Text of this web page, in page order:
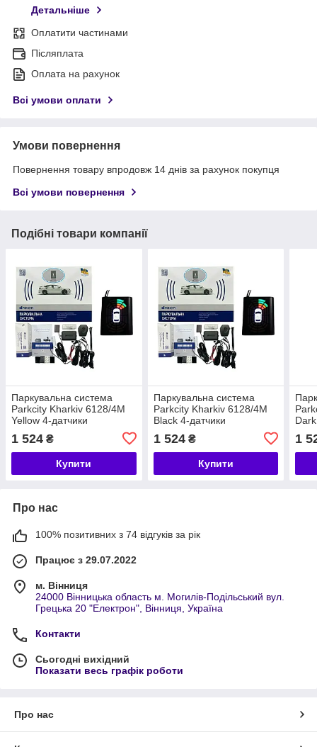
Детальніше
Оплатити частинами
Післяплата
Оплата на рахунок
Всі умови оплати
Умови повернення
Повернення товару впродовж 14 днів за рахунок покупця
Всі умови повернення
Подібні товари компанії
Паркувальна система
Parkcity Kharkiv 6128/4M
Yellow 4-датчики
1 524 ₴
Купити
Паркувальна система
Parkcity Kharkiv 6128/4M
Black 4-датчики
1 524₴
Купити
1
Про нас
100% позитивних з 74 відгуків за рік
Працює з 29.07.2022
м. Вінниця
24000 Вінницька область м. Могилів-Подільський вул.
Грецька 20 "Електрон", Вінниця, Україна
Контакти
Сьогодні вихідний
Показати весь графік роботи
Про нас